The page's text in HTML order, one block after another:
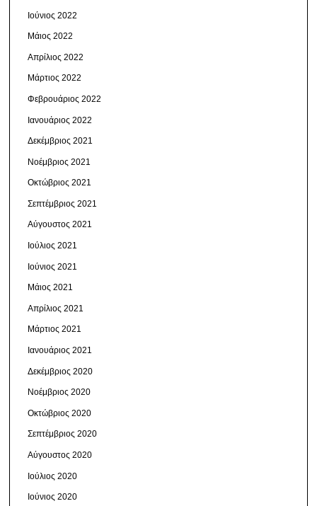
Ιούνιος 2022
Μάιος 2022
Απρίλιος 2022
Μάρτιος 2022
Φεβρουάριος 2022
Ιανουάριος 2022
Δεκέμβριος 2021
Νοέμβριος 2021
Οκτώβριος 2021
Σεπτέμβριος 2021
Αύγουστος 2021
Ιούλιος 2021
Ιούνιος 2021
Μάιος 2021
Απρίλιος 2021
Μάρτιος 2021
Ιανουάριος 2021
Δεκέμβριος 2020
Νοέμβριος 2020
Οκτώβριος 2020
Σεπτέμβριος 2020
Αύγουστος 2020
Ιούλιος 2020
Ιούνιος 2020